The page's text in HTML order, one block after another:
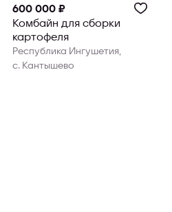
600 000 ₽
Комбайн для сборки
картофеля
Республика Ингушетия,
с. Кантышево